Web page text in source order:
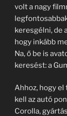
volt a nagy
keresgélni, de
hogy inkább
Na, ő be is
keresést: a
Ahhoz, hogy
kell az autó
Corolla,